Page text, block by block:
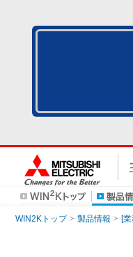
WIN2Kトップ 製品情報 [